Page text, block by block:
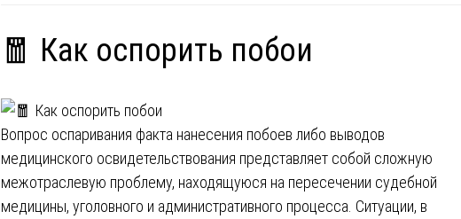
🧧 Как оспорить побои
Вопрос оспаривания факта нанесения побоев либо выводов
медицинского освидетельствования представляет собой сложную
межотраслевую проблему, находящуюся на пересечении судебной
медицины, уголовного и административного процесса. Ситуации, в